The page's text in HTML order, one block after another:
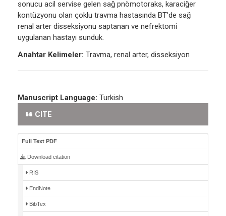
sonucu acil servise gelen sağ pnömotoraks, karaciğer
kontüzyonu olan çoklu travma hastasında BT’de sağ
renal arter disseksiyonu saptanan ve nefrektomi
uygulanan hastayı sunduk.
Anahtar Kelimeler: Travma, renal arter, disseksiyon
Manuscript Language: Turkish
CITE
Full Text PDF
Download citation
RIS
EndNote
BibTex